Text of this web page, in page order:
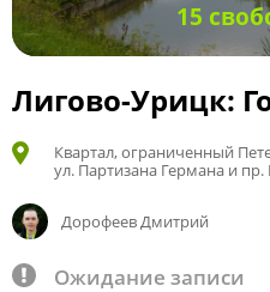
15
Лигово-Урицк:
Квартал, ограниченный
ул. Партизана Германа и пр.
Дорофеев Дмитрий
Ожидание записи